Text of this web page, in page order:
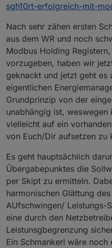
sgh10rt-erfolgreich-mit-
Nach sehr zähen ersten
aus dem WR und noch
Modbus Holding
vorzugeben, haben wir
geknackt und jetzt geht es
eigentlichen
Grundprinzip von der
unabhängig ist, weswegen
vielleicht auf ein
von Euch/Dir aufsetzen zu
Es geht hauptsächlich
Übergabepunktes die
per Skipt zu ermitteln.
harmonischen Glättung
AUfschwingen/ Leistungs-
eine durch den
Leistunsgbegrenzung
Ein Schmankerl wäre noch